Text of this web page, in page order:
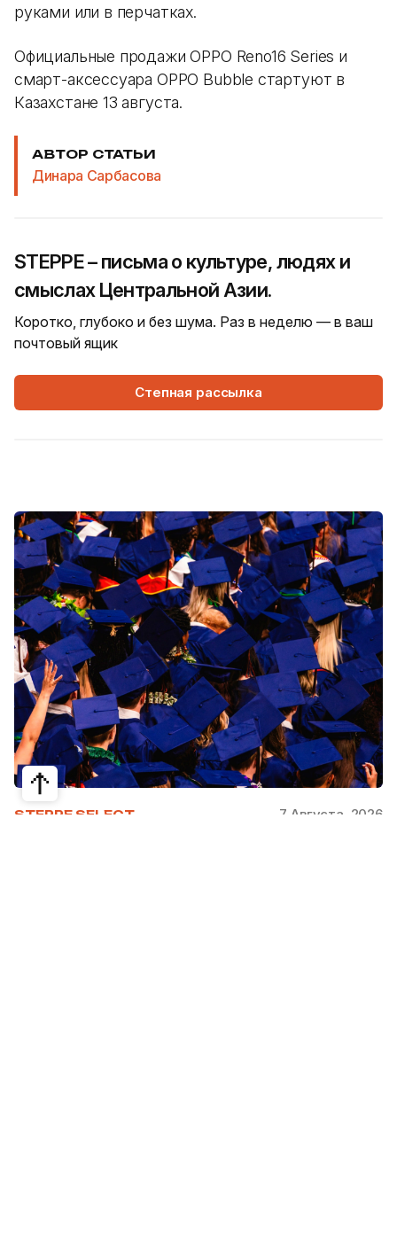
руками или в перчатках.
Официальные продажи OPPO Reno16 Series и
смарт-аксессуара OPPO Bubble стартуют в
Казахстане 13 августа.
АВТОР СТАТЬИ
Динара Сарбасова
STEPPE – письма о культуре, людях и
смыслах Центральной Азии.
Коротко, глубоко и без шума. Раз в неделю — в ваш
почтовый ящик
Степная рассылка
STEPPE SELECT 7 Августа, 2026